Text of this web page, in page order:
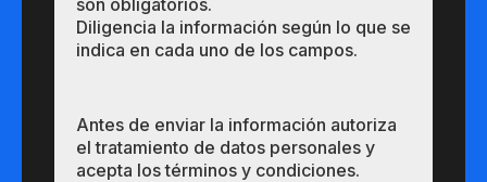
son obligatorios.
Diligencia la información según lo que se
indica en cada uno de los campos.
Antes de enviar la información autoriza
el tratamiento de datos personales y
acepta los términos y condiciones.